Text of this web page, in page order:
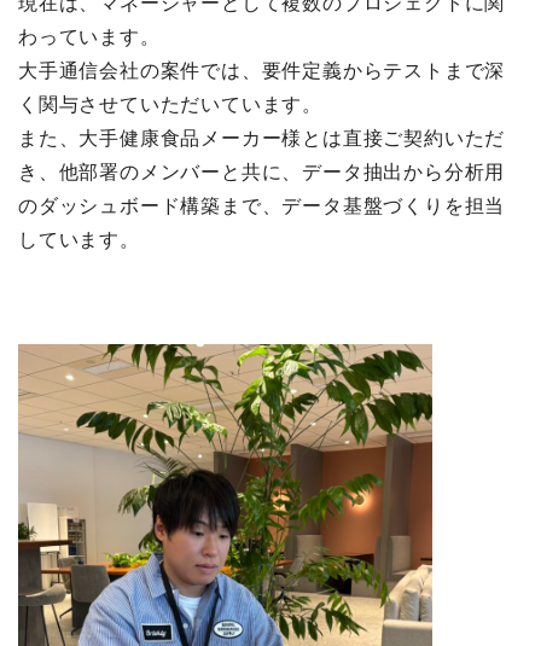
わっています。
大手通信会社の案件では、要件定義からテストまで深
く関与させていただいています。
また、大手健康食品メーカー様とは直接ご契約いただ
き、他部署のメンバーと共に、データ抽出から分析用
のダッシュボード構築まで、データ基盤づくりを担当
しています。